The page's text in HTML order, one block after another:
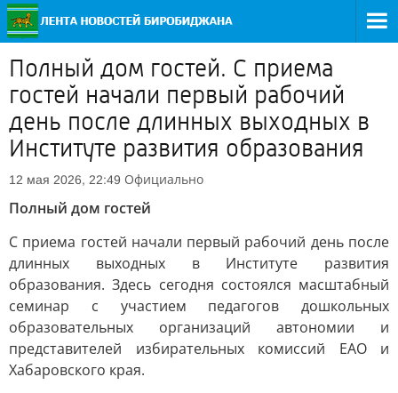
Полный дом гостей. С приема
гостей начали первый рабочий
день после длинных выходных в
Институте развития образования
12 мая 2026, 22:49 Официально
Полный дом гостей
С приема гостей начали первый рабочий день после
длинных выходных в Институте развития
образования. Здесь сегодня состоялся масштабный
семинар с участием педагогов дошкольных
образовательных организаций автономии и
представителей избирательных комиссий ЕАО и
Хабаровского края.